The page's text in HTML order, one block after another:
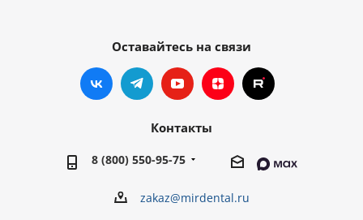
Оставайтесь на связи
Контакты
8 (800) 550-95-75
zakaz@mirdental.ru